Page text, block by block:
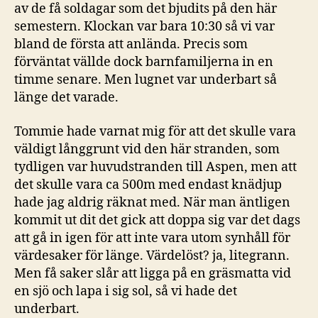
av de få soldagar som det bjudits på den här
semestern. Klockan var bara 10:30 så vi var
bland de första att anlända. Precis som
förväntat vällde dock barnfamiljerna in en
timme senare. Men lugnet var underbart så
länge det varade.
Tommie hade varnat mig för att det skulle vara
väldigt långgrunt vid den här stranden, som
tydligen var huvudstranden till Aspen, men att
det skulle vara ca 500m med endast knädjup
hade jag aldrig räknat med. När man äntligen
kommit ut dit det gick att doppa sig var det dags
att gå in igen för att inte vara utom synhåll för
värdesaker för länge. Värdelöst? ja, litegrann.
Men få saker slår att ligga på en gräsmatta vid
en sjö och lapa i sig sol, så vi hade det
underbart.